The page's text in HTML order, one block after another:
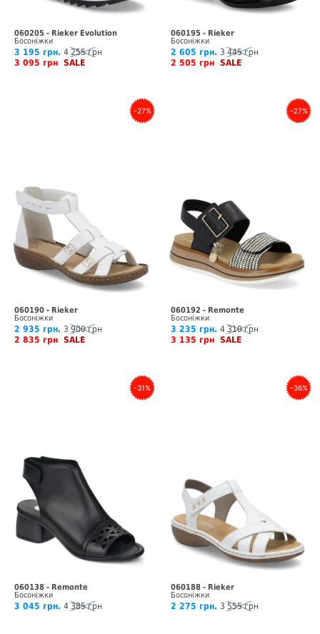
060205 - Rieker Evolution
Босоніжки
3 195 грн. 4 255 грн
3 095 грн SALE
060195 - Rieker
Босоніжки
2 605 грн. 3 445 грн
2 505 грн SALE
–27%
060190 - Rieker
Босоніжки
2 935 грн. 3 900 грн
2 835 грн SALE
–27%
060192 - Remonte
Босоніжки
3 235 грн. 4 310 грн
3 135 грн SALE
–31%
060138 - Remonte
Босоніжки
3 045 грн. 4 385 грн
–36%
060188 - Rieker
Босоніжки
2 275 грн. 3 555 грн